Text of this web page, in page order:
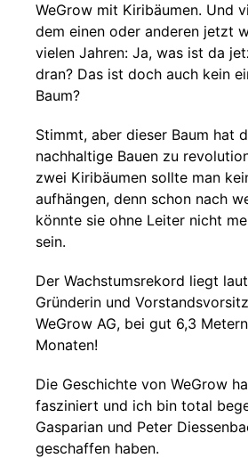
WeGrow mit Kiribäumen. Und
dem einen oder anderen jetzt
vielen Jahren: Ja, was ist da
dran? Das ist doch auch kein
Baum?
Stimmt, aber dieser Baum hat
nachhaltige Bauen zu
zwei Kiribäumen sollte man
aufhängen, denn schon nach
könnte sie ohne Leiter nicht
sein.
Der Wachstumsrekord liegt
Gründerin und
WeGrow AG, bei gut 6,3
Monaten!
Die Geschichte von WeGrow
fasziniert und ich bin total
Gasparian und Peter
geschaffen haben.